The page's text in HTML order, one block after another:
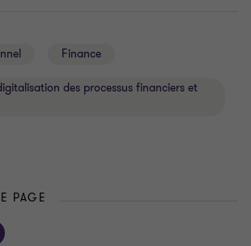
Finance
des processus financiers et
PAGE